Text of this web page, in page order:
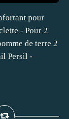
pour
- Pour 2
de terre 2
Persil -